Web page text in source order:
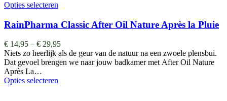
Opties selecteren
RainPharma Classic After Oil Nature Après la Pluie
€ 14,95 – € 29,95
Niets zo heerlijk als de geur van de natuur na een zwoele plensbui.
Dat gevoel brengen we naar jouw badkamer met After Oil Nature
Après La…
Opties selecteren